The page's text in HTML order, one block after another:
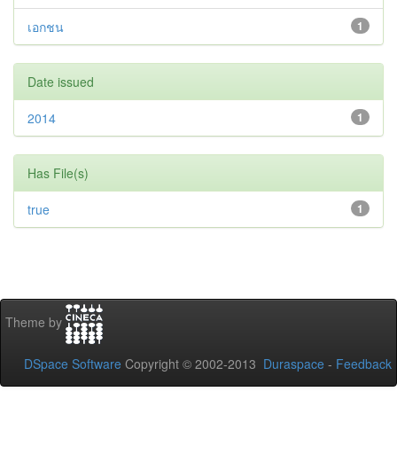
1
เอกชน
Date issued
1
2014
Has File(s)
1
true
Theme by
DSpace Software Copyright © 2002-2013 Duraspace - Feedback